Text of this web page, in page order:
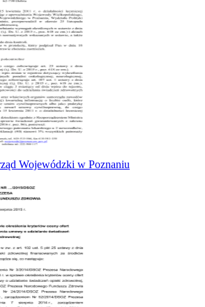
Wojewódzki w Poznaniu